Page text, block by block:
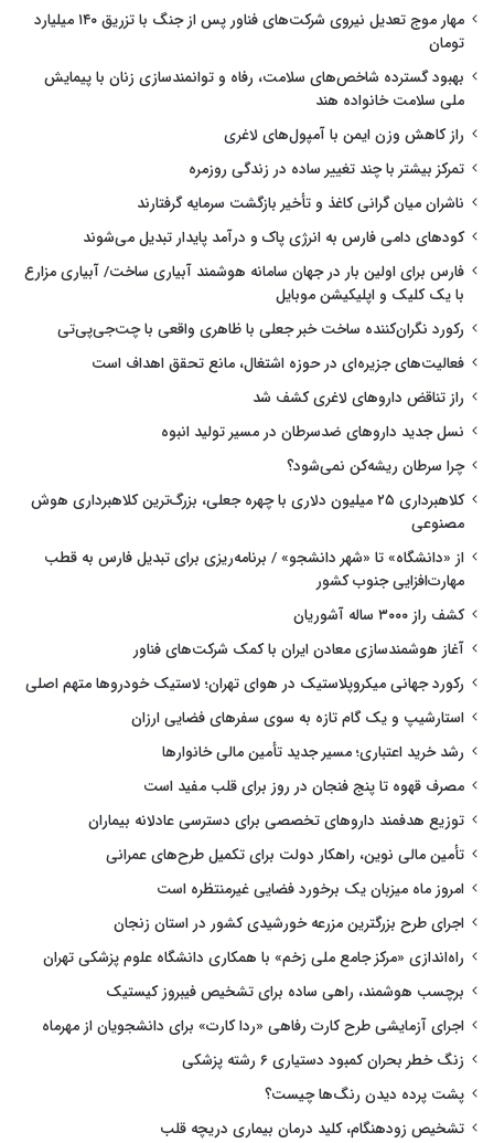
مهار موج تعدیل نیروی شرکت‌های فناور پس از جنگ با تزریق ۱۴۰ میلیارد
تومان
بهبود گسترده شاخص‌های سلامت، رفاه و توانمندسازی زنان با پیمایش
ملی سلامت خانواده هند
راز کاهش وزن ایمن با آمپول‌های لاغری
تمرکز بیشتر با چند تغییر ساده در زندگی روزمره
ناشران میان گرانی کاغذ و تأخیر بازگشت سرمایه گرفتارند
کودهای دامی فارس به انرژی پاک و درآمد پایدار تبدیل می‌شوند
فارس برای اولین بار در جهان سامانه هوشمند آبیاری ساخت/ آبیاری مزارع
با یک کلیک و اپلیکیشن موبایل
رکورد نگران‌کننده ساخت خبر جعلی با ظاهری واقعی با چت‌جی‌پی‌تی
فعالیت‌های جزیره‌ای در حوزه اشتغال، مانع تحقق اهداف است
راز تناقض داروهای لاغری کشف شد
نسل جدید داروهای ضدسرطان در مسیر تولید انبوه
چرا سرطان ریشه‌کن نمی‌شود؟
کلاهبرداری ۲۵ میلیون دلاری با چهره جعلی، بزرگ‌ترین کلاهبرداری هوش
مصنوعی
از «دانشگاه» تا «شهر دانشجو» / برنامه‌ریزی برای تبدیل فارس به قطب
مهارت‌افزایی جنوب کشور
کشف راز ۳۰۰۰ ساله آشوریان
آغاز هوشمندسازی معادن ایران با کمک شرکت‌های فناور
رکورد جهانی میکروپلاستیک در هوای تهران؛ لاستیک خودروها متهم اصلی
استارشیپ و یک گام تازه به سوی سفرهای فضایی ارزان
رشد خرید اعتباری؛ مسیر جدید تأمین مالی خانوارها
مصرف قهوه تا پنج فنجان در روز برای قلب مفید است
توزیع هدفمند داروهای تخصصی برای دسترسی عادلانه بیماران
تأمین مالی نوین، راهکار دولت برای تکمیل طرح‌های عمرانی
امروز ماه میزبان یک برخورد فضایی غیرمنتظره است
اجرای طرح بزرگترین مزرعه خورشیدی کشور در استان زنجان
راه‌اندازی «مرکز جامع ملی زخم» با همکاری دانشگاه علوم پزشکی تهران
برچسب هوشمند، راهی ساده برای تشخیص فیبروز کیستیک
اجرای آزمایشی طرح کارت رفاهی «ردا کارت» برای دانشجویان از مهرماه
زنگ خطر بحران کمبود دستیاری ۶ رشته پزشکی
پشت پرده دیدن رنگ‌ها چیست؟
تشخیص زودهنگام، کلید درمان بیماری دریچه قلب